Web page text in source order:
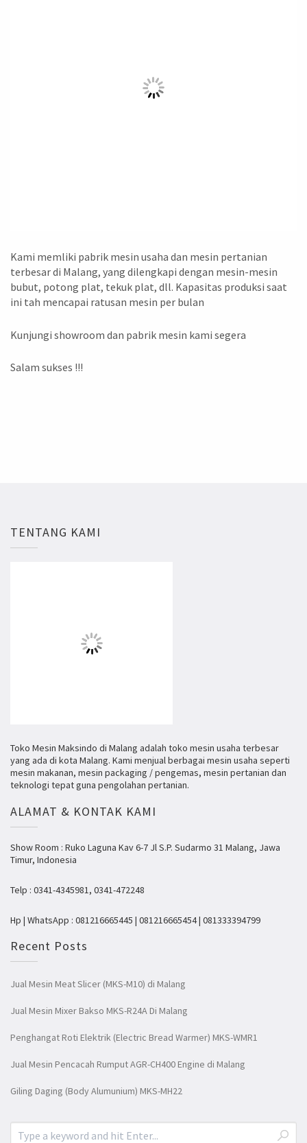
Kami memliki pabrik mesin usaha dan mesin pertanian
terbesar di Malang, yang dilengkapi dengan mesin-mesin
bubut, potong plat, tekuk plat, dll. Kapasitas produksi saat
ini tah mencapai ratusan mesin per bulan
Kunjungi showroom dan pabrik mesin kami segera
Salam sukses !!!
TENTANG KAMI
Toko Mesin Maksindo di Malang adalah toko mesin usaha terbesar
yang ada di kota Malang. Kami menjual berbagai mesin usaha seperti
mesin makanan, mesin packaging / pengemas, mesin pertanian dan
teknologi tepat guna pengolahan pertanian.
ALAMAT & KONTAK KAMI
Show Room : Ruko Laguna Kav 6-7 Jl S.P. Sudarmo 31 Malang, Jawa
Timur, Indonesia
Telp : 0341-4345981, 0341-472248
Hp | WhatsApp : 081216665445 | 081216665454 | 081333394799
Recent Posts
Jual Mesin Meat Slicer (MKS-M10) di Malang
Jual Mesin Mixer Bakso MKS-R24A Di Malang
Penghangat Roti Elektrik (Electric Bread Warmer) MKS-WMR1
Jual Mesin Pencacah Rumput AGR-CH400 Engine di Malang
Giling Daging (Body Alumunium) MKS-MH22